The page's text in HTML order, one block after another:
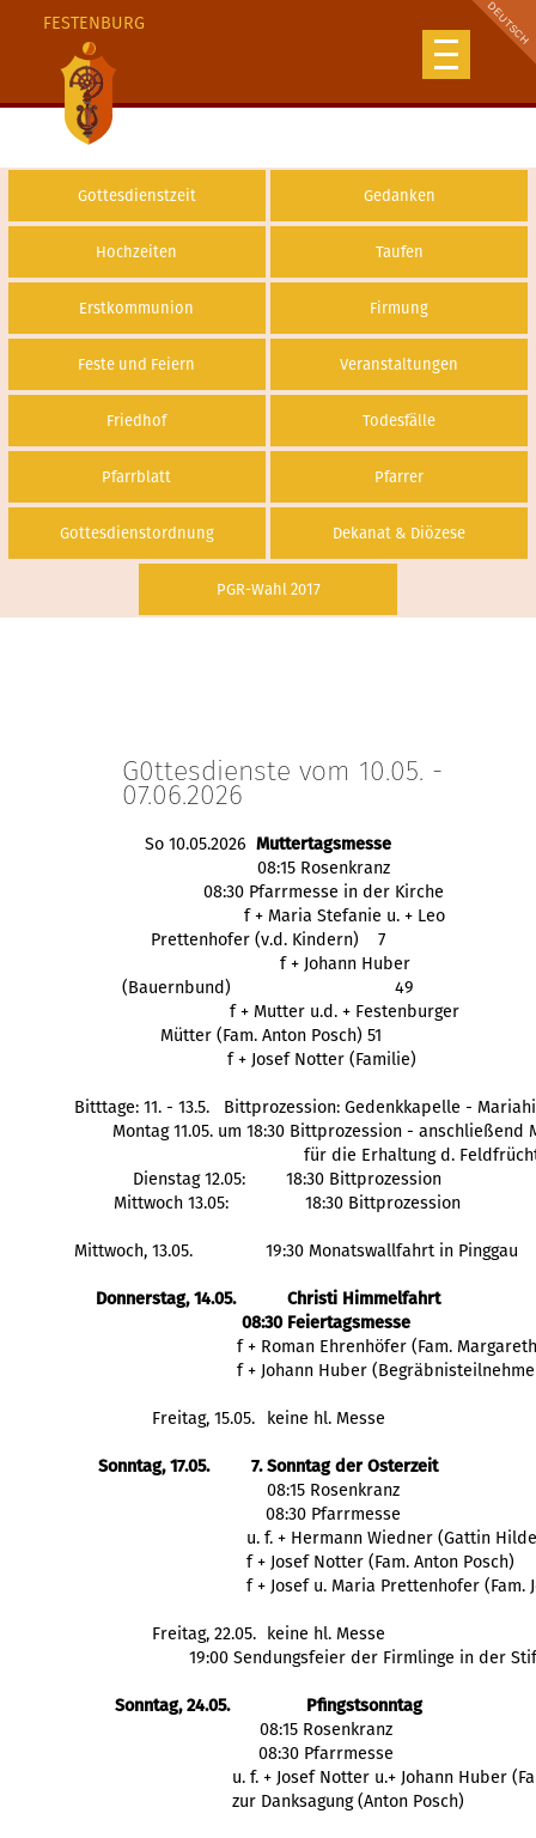
FESTENBURG
Gottesdienstzeit Gedanken
Hochzeiten Taufen
Erstkommunion Firmung
Feste und Feiern Veranstaltungen
Friedhof Todesfälle
Pfarrblatt Pfarrer
Gottesdienstordnung Dekanat & Diözese
PGR-Wahl 2017
G0ttesdienste vom 10.05. -
07.06.2026
So 10.05.2026 Muttertagsmesse
08:15 Rosenkranz
08:30 Pfarrmesse in der Kirche
f + Maria Stefanie u. + Leo
Prettenhofer (v.d. Kindern) 7
f + Johann Huber
(Bauernbund)
49
f + Mutter u.d. + Festenburger
Mütter (Fam. Anton Posch) 51
f + Josef Notter (Familie)
Bitttage: 11. - 13.5.   Bittprozession: Gedenkkapelle -
Montag 11.05. um 18:30 Bittprozession - anschließend
für die Erhaltung d.
Dienstag 12.05:
18:30 Bittprozession
Mittwoch 13.05:
18:30 Bittprozession
Mittwoch, 13.05. 19:30 Monatswallfahrt in Pinggau
Donnerstag, 14.05.
Christi Himmelfahrt
08:30 Feiertagsmesse
f + Roman Ehrenhöfer (Fam.
f + Johann Huber
Freitag, 15.05. keine hl. Messe
Sonntag, 17.05.
7. Sonntag der Osterzeit
   08:15 Rosenkranz
   08:30 Pfarrmesse
    f + Josef Notter (Fam. Anton Posch)
f + Josef u. Maria Prettenhofer
Freitag, 22.05.
keine hl. Messe
19:00 Sendungsfeier der Firmlinge in der
Sonntag, 24.05.
Pfingstsonntag
08:15 Rosenkranz
08:30 Pfarrmesse
u. f. + Josef Notter u.+ Johann Huber
zur Danksagung (Anton Posch)